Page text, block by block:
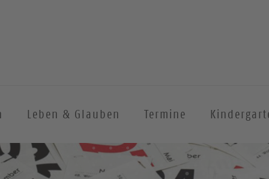
Leben & Glauben Termine